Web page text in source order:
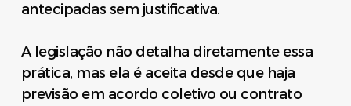
antecipadas sem justificativa.
A legislação não detalha diretamente essa
prática, mas ela é aceita desde que haja
previsão em acordo coletivo ou contrato